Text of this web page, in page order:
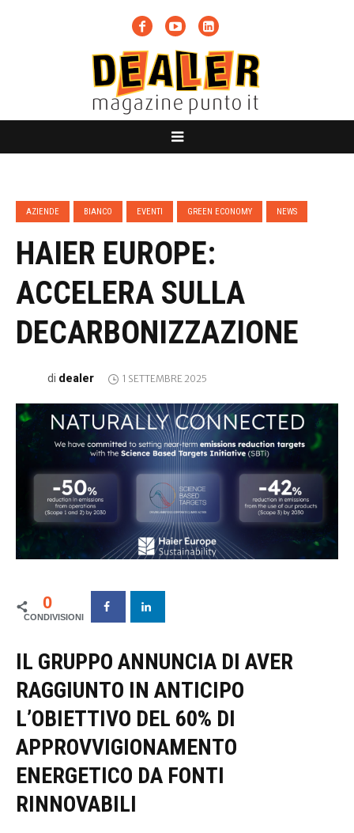
AZIENDE BIANCO EVENTI GREEN ECONOMY NEWS
HAIER EUROPE:
ACCELERA SULLA
DECARBONIZZAZIONE
di dealer 1 SETTEMBRE 2025
0
IL GRUPPO ANNUNCIA DI AVER
RAGGIUNTO IN ANTICIPO
L’OBIETTIVO DEL 60% DI
APPROVVIGIONAMENTO
ENERGETICO DA FONTI
RINNOVABILI